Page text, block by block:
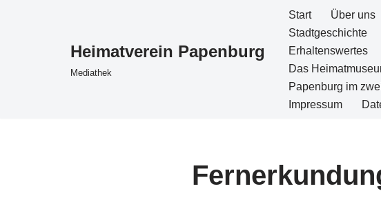
Heimatverein Papenburg
Mediathek
Start Über uns
Stadtgeschichte
Erhaltenswertes
Das
Papenburg im
Impressum